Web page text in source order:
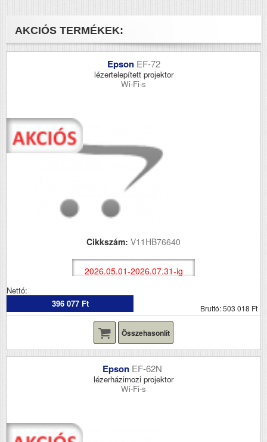
AKCIÓS TERMÉKEK:
Epson EF-72
lézertelepített projektor
Wi-Fi-s
Cikkszám: V11HB76640
2026.05.01-2026.07.31-ig
Nettó:
396 077 Ft
Bruttó: 503 018 Ft
Összehasonlít
Epson EF-62N
lézerházimozi projektor
Wi-Fi-s